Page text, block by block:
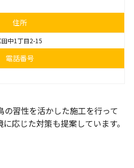
住所
中1丁目2-15
電話番号
習性を活かした施工を行って
応じた対策も提案しています。